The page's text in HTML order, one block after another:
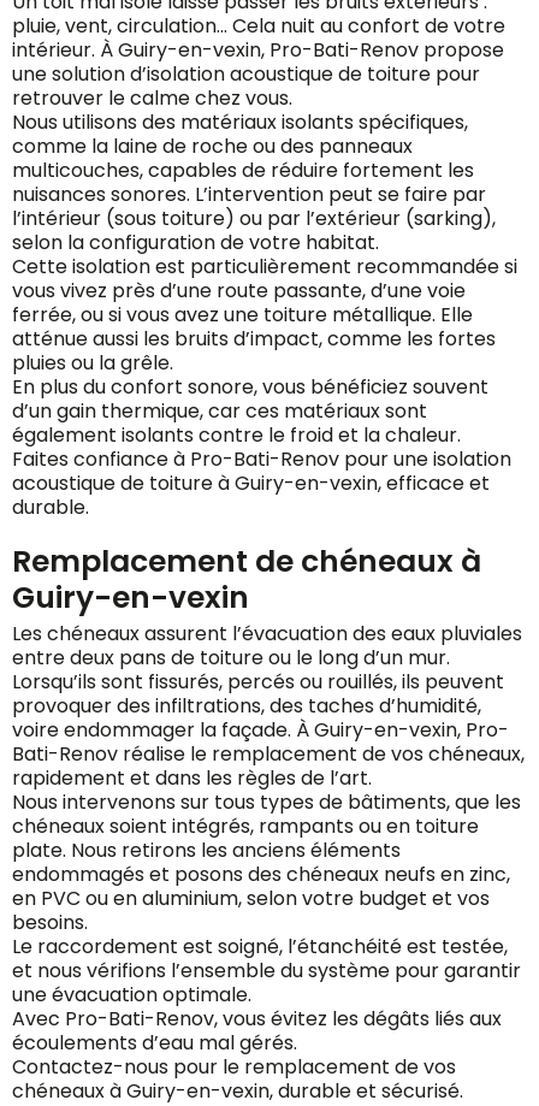
pluie, vent, circulation… Cela nuit au confort de votre
intérieur. À Guiry-en-vexin, Pro-Bati-Renov propose
une solution d’isolation acoustique de toiture pour
retrouver le calme chez vous.
Nous utilisons des matériaux isolants spécifiques,
comme la laine de roche ou des panneaux
multicouches, capables de réduire fortement les
nuisances sonores. L’intervention peut se faire par
l’intérieur (sous toiture) ou par l’extérieur (sarking),
selon la configuration de votre habitat.
Cette isolation est particulièrement recommandée si
vous vivez près d’une route passante, d’une voie
ferrée, ou si vous avez une toiture métallique. Elle
atténue aussi les bruits d’impact, comme les fortes
pluies ou la grêle.
En plus du confort sonore, vous bénéficiez souvent
d’un gain thermique, car ces matériaux sont
également isolants contre le froid et la chaleur.
Faites confiance à Pro-Bati-Renov pour une isolation
acoustique de toiture à Guiry-en-vexin, efficace et
durable.
Remplacement de chéneaux à
Guiry-en-vexin
Les chéneaux assurent l’évacuation des eaux pluviales
entre deux pans de toiture ou le long d’un mur.
Lorsqu’ils sont fissurés, percés ou rouillés, ils peuvent
provoquer des infiltrations, des taches d’humidité,
voire endommager la façade. À Guiry-en-vexin, Pro-
Bati-Renov réalise le remplacement de vos chéneaux,
rapidement et dans les règles de l’art.
Nous intervenons sur tous types de bâtiments, que les
chéneaux soient intégrés, rampants ou en toiture
plate. Nous retirons les anciens éléments
endommagés et posons des chéneaux neufs en zinc,
en PVC ou en aluminium, selon votre budget et vos
besoins.
Le raccordement est soigné, l’étanchéité est testée,
et nous vérifions l’ensemble du système pour garantir
une évacuation optimale.
Avec Pro-Bati-Renov, vous évitez les dégâts liés aux
écoulements d’eau mal gérés.
Contactez-nous pour le remplacement de vos
chéneaux à Guiry-en-vexin, durable et sécurisé.